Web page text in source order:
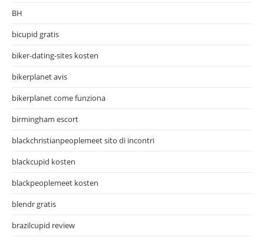
BH
bicupid gratis
biker-dating-sites kosten
bikerplanet avis
bikerplanet come funziona
birmingham escort
blackchristianpeoplemeet sito di incontri
blackcupid kosten
blackpeoplemeet kosten
blendr gratis
brazilcupid review